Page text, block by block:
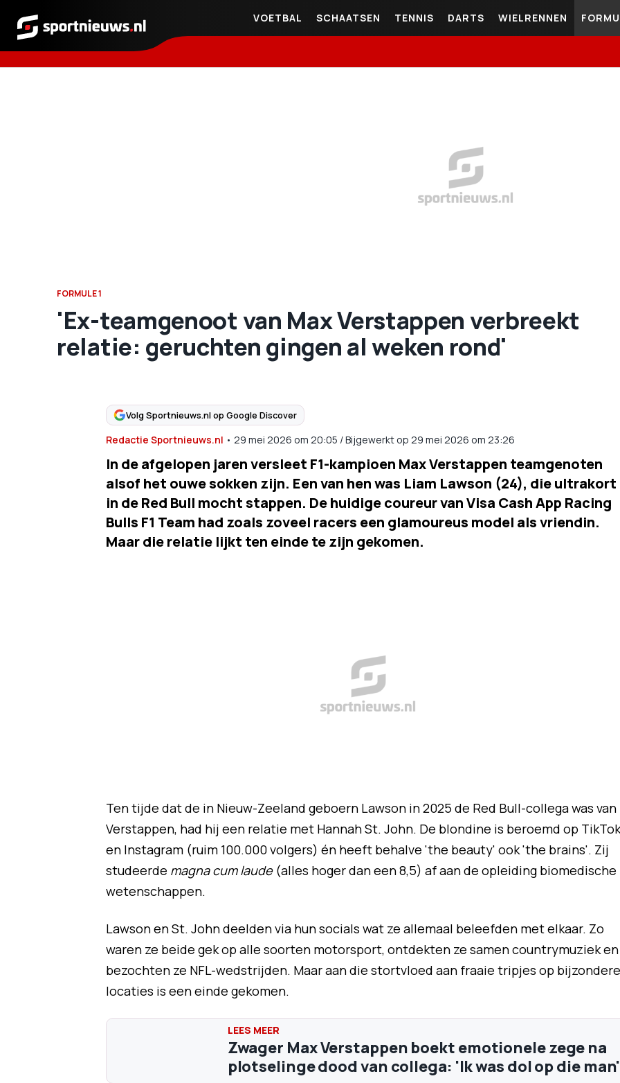
Sportnieuws.nl
VOETBAL SCHAATSEN TENNIS DARTS WIELRENNEN
FORMULE 1
'Ex-teamgenoot van Max Verstappen verbreekt
relatie: geruchten gingen al weken rond'
Volg Sportnieuws.nl op Google Discover
Redactie Sportnieuws.nl • 29 mei 2026 om 20:05 /Bijgewerkt op 29 mei 2026 om 23:26
In de afgelopen jaren versleet F1-kampioen Max Verstappen teamgenoten
alsof het ouwe sokken zijn. Een van hen was Liam Lawson (24), die ultrakort
in de Red Bull mocht stappen. De huidige coureur van Visa Cash App Racing
Bulls F1 Team had zoals zoveel racers een glamoureus model als vriendin.
Maar die relatie lijkt ten einde te zijn gekomen.
Ten tijde dat de in Nieuw-Zeeland geboern Lawson in 2025 de Red Bull-collega was van
Verstappen, had hij een relatie met Hannah St. John. De blondine is beroemd op TikTok
en Instagram (ruim 100.000 volgers) én heeft behalve 'the beauty' ook 'the brains'. Zij
studeerde magna cum laude (alles hoger dan een 8,5) af aan de opleiding biomedische
wetenschappen.
Lawson en St. John deelden via hun socials wat ze allemaal beleefden met elkaar. Zo
waren ze beide gek op alle soorten motorsport, ontdekten ze samen countrymuziek en
bezochten ze NFL-wedstrijden. Maar aan die stortvloed aan fraaie tripjes op bijzondere
locaties is een einde gekomen.
Zwager Max Verstappen boekt emotionele zege na
plotselinge dood van collega: 'Ik was dol op die man'